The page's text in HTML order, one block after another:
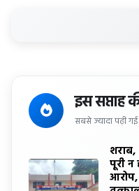
इस सप्ताह
सबसे ज्यादा पढ़ी
पूरी न
आरोप,